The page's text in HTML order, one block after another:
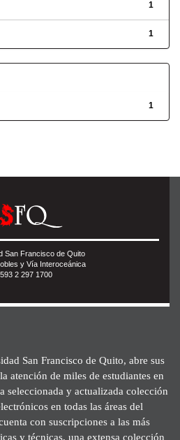
1
1
1
San Francisco de Quito
y Vía Interoceánica
2 297 1700
San Francisco de Quito, abre sus
atención de miles de estudiantes en
seleccionada y actualizada colección
en todas las áreas del
con suscripciones a las más
y técnicas, una extensa colección